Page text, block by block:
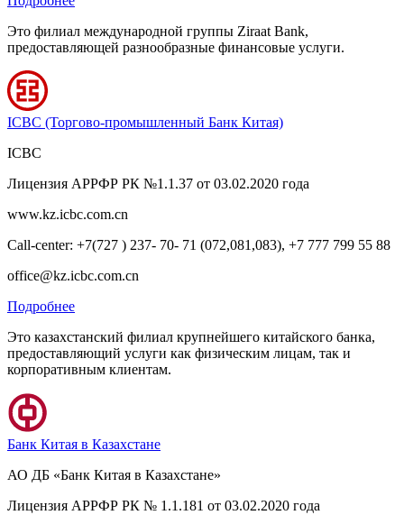
Это филиал международной группы Ziraat Bank,
предоставляющей разнообразные финансовые услуги.
ICBC (Торгово-промышленный Банк Китая)
ICBC
Лицензия АРРФР РК №1.1.37 от 03.02.2020 года
www.kz.icbc.com.cn
Call-center: +7(727 ) 237- 70- 71 (072,081,083), +7 777 799 55 88
office@kz.icbc.com.cn
Подробнее
Это казахстанский филиал крупнейшего китайского банка,
предоставляющий услуги как физическим лицам, так и
корпоративным клиентам.
Банк Китая в Казахстане
АО ДБ «Банк Китая в Казахстане»
Лицензия АРРФР РК № 1.1.181 от 03.02.2020 года